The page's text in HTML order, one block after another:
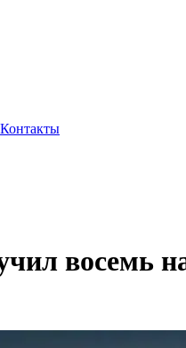
Контакты
восемь